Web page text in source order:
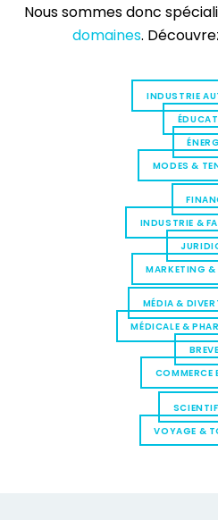
Nous sommes donc
domaines.
INDUSTRIE
MODES &
INDUSTRIE &
MARKETING &
MÉDIA &
MÉDICALE &
COMMERCE
VOYAGE &